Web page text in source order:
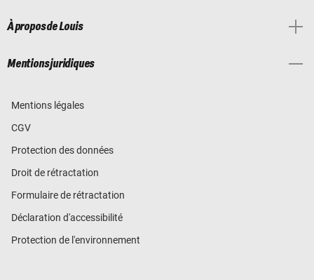
À propos de Louis
Mentions juridiques
Mentions légales
CGV
Protection des données
Droit de rétractation
Formulaire de rétractation
Déclaration d'accessibilité
Protection de l'environnement